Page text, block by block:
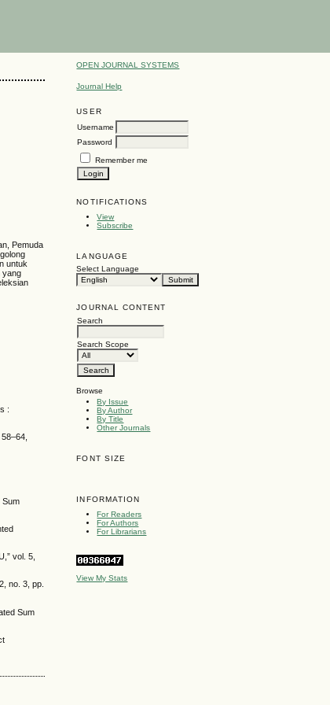
OPEN JOURNAL SYSTEMS
Journal Help
USER
Username
Password
Remember me
NOTIFICATIONS
View
Subscribe
LANGUAGE
Select Language
JOURNAL CONTENT
Search
Search Scope
Browse
By Issue
By Author
By Title
Other Journals
FONT SIZE
INFORMATION
For Readers
For Authors
For Librarians
View My Stats
Pemuda
untuk
yang
:
Sum
vol. 5,
no. 3, pp.
Sum